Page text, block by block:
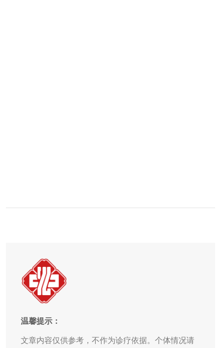
温馨提示：
文章内容仅供参考，不作为诊疗依据。个体情况请